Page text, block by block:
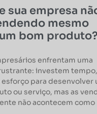
sua empresa
mesmo
bom produto?
enfrentam uma
investem tempo,
para desenvolver
ou serviço, mas as
não acontecem como